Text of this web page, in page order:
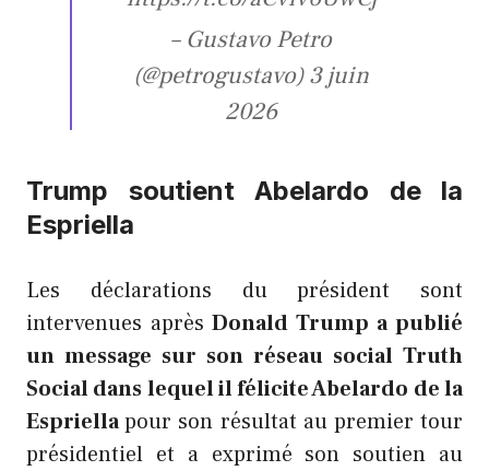
– Gustavo Petro
(@petrogustavo) 3 juin
2026
Trump soutient Abelardo de la
Espriella
Les déclarations du président sont
intervenues après Donald Trump a publié
un message sur son réseau social Truth
Social dans lequel il félicite Abelardo de la
Espriellapour son résultat au premier tour
présidentiel et a exprimé son soutien au